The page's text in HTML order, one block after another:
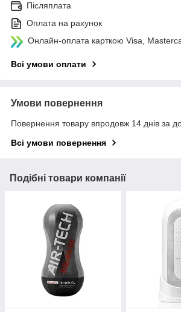
Післяплата
Оплата на рахунок
Онлайн-оплата карткою Visa,
Всі умови оплати
Умови повернення
Повернення товару впродовж 14 днів за
Всі умови повернення
Подібні товари компанії